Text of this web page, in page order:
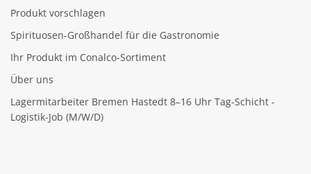
Produkt vorschlagen
Spirituosen-Großhandel für die Gastronomie
Ihr Produkt im Conalco-Sortiment
Über uns
Lagermitarbeiter Bremen Hastedt 8–16 Uhr Tag-Schicht -
Logistik-Job (M/W/D)